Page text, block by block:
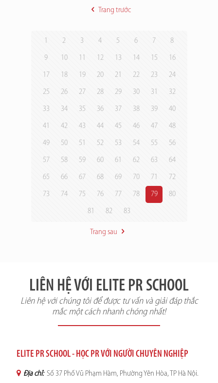
Trang trước
1 2 3 4 5 6 7 8
9 10 11 12 13 14 15 16
17 18 19 20 21 22 23 24
25 26 27 28 29 30 31 32
33 34 35 36 37 38 39 40
41 42 43 44 45 46 47 48
49 50 51 52 53 54 55 56
57 58 59 60 61 62 63 64
65 66 67 68 69 70 71 72
73 74 75 76 77 78 79 80
81 82 83
Trang sau
LIÊN HỆ VỚI ELITE PR SCHOOL
Liên hệ với chúng tôi để được tư vấn và giải đáp thắc
mắc một cách nhanh chóng nhất!
ELITE PR SCHOOL - HỌC PR VỚI NGƯỜI CHUYÊN NGHIỆP
Địa chỉ: Số 37 Phố Vũ Phạm Hàm, Phường Yên Hòa, TP Hà Nội.